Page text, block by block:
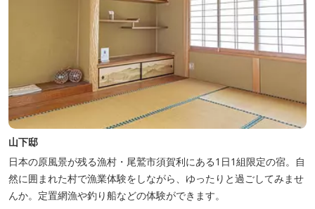
山下邸
日本の原風景が残る漁村・尾鷲市須賀利にある1日1組限定の宿。自
然に囲まれた村で漁業体験をしながら、ゆったりと過ごしてみませ
んか。定置網漁や釣り船などの体験ができます。